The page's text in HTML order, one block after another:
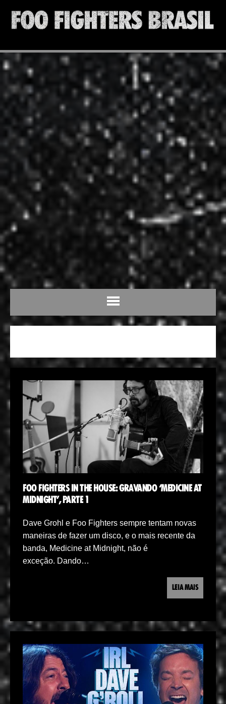
FOO FIGHTERS IN THE HOUSE: GRAVANDO ‘MEDICINE AT
MIDNIGHT’, PARTE 1
Dave Grohl e Foo Fighters sempre tentam novas
maneiras de fazer um disco, e o mais recente da
banda, Medicine at Midnight, não é
exceção. Dando…
LEIA MAIS